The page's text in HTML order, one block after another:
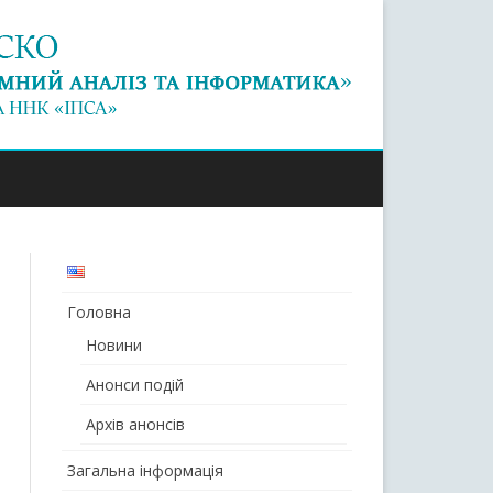
Головна
Новини
Анонси подій
Архів анонсів
Загальна інформація